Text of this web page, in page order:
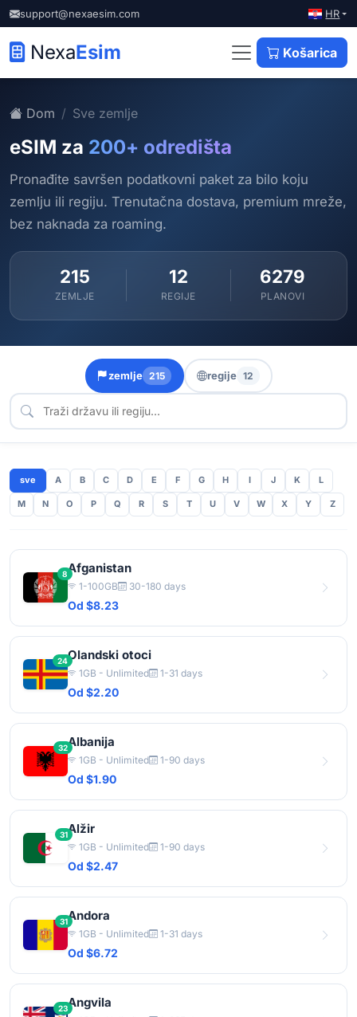
support@nexaesim.com HR
NexaEsim Košarica
Dom Sve zemlje
eSIM za 200+ odredišta
Pronađite savršen podatkovni paket za bilo koju
zemlju ili regiju. Trenutačna dostava, premium mreže,
bez naknada za roaming.
215
ZEMLJE
12
REGIJE
6279
PLANOVI
zemlje 215 regije 12
sve A B C D E F G H I J K L
M N O P Q R S T U V W X Y Z
8Afganistan
1-100GB 30-180 days
Od $8.23
24Olandski otoci
1GB - Unlimited 1-31 days
Od $2.20
32Albanija
1GB - Unlimited 1-90 days
Od $1.90
31Alžir
1GB - Unlimited 1-90 days
Od $2.47
31Andora
1GB - Unlimited 1-31 days
Od $6.72
23Angvila